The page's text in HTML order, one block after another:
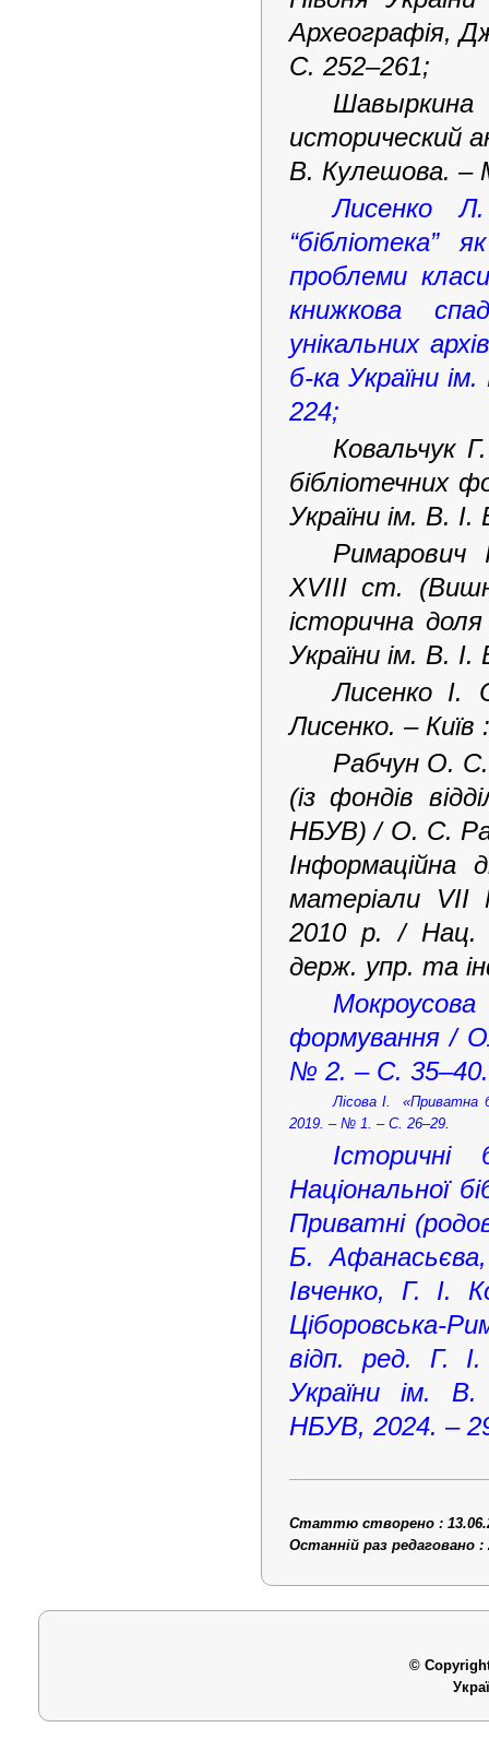
Археографія,
С. 252–261;
исторический
В. Кулешова. –
Лисенко Л.
“бібліотека”
проблеми
книжкова
унікальних
б-ка України
224;
Ковальчук
бібліотечних
України ім. В.
Римарович
XVIII ст.
історична
України ім. В.
Лисенко І.
Лисенко. –
Рабчун О. С.
(із фондів
НБУВ) / О. С.
Інформаційна
матеріали VII
2010 р. / Нац.
держ. упр. та
формування /
№ 2. – С. 35–40.
Лісова І.«Приватна
2019. – № 1. – С. 26–29.
Історичні
Національної
Приватні
Б.
Івченко, Г. І.
Ціборовська-
відп. ред. Г.
України ім. В.
НБУВ, 2024. –
Статтю створено :
Останній раз редаговано :
©